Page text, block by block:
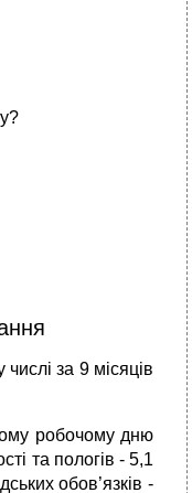
за 9 місяців
робочому дню
та пологів - 5,1
обов’язків -